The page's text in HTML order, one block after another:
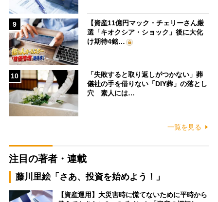
9
【資産11億円マック・チェリーさん厳
選「キオクシア・ショック」後に大化
け期待4銘…
10
「失敗すると取り返しがつかない」葬
儀社の手を借りない「DIY葬」の落とし
穴 素人には…
一覧を見る
注目の著者・連載
藤川里絵「さあ、投資を始めよう！」
【資産運用】大災害時に慌てないために平時から